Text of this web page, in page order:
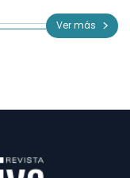
Ver más